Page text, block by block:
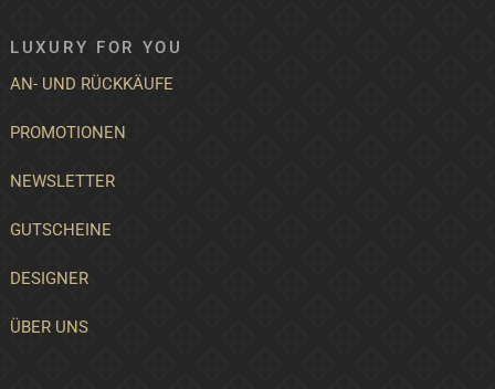
LUXURY FOR YOU
AN- UND RÜCKKÄUFE
PROMOTIONEN
NEWSLETTER
GUTSCHEINE
DESIGNER
ÜBER UNS